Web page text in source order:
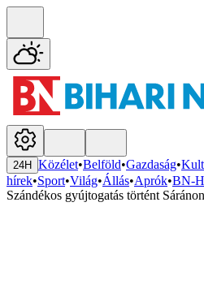
24H Közélet•Belföld•Gazdaság•
hírek•Sport•Világ•Állás•Aprók•BN-
Szándékos gyújtogatás történt Sáránon